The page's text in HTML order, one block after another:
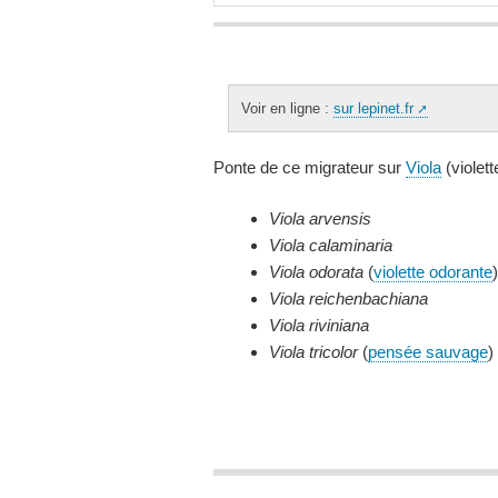
Voir en ligne : sur lepinet.fr
Ponte de ce migrateur sur Viola
Viola arvensis
Viola calaminaria
Viola odorata (violette odorante)
Viola reichenbachiana
Viola riviniana
Viola tricolor(pensée sauvage)